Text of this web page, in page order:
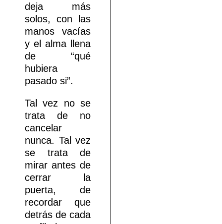
deja más
solos, con las
manos vacías
y el alma llena
de “qué
hubiera
pasado si”.
Tal vez no se
trata de no
cancelar
nunca. Tal vez
se trata de
mirar antes de
cerrar la
puerta, de
recordar que
detrás de cada